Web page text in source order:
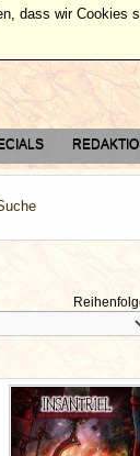
dass wir Cookies